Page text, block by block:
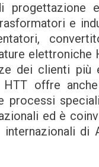
progettazione
e
elettroniche
dei clienti più
offre
processi
ed è
di